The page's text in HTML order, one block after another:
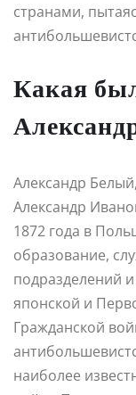
странами,
Какая
Александр
Александр
1872 года в
образование,
подразделений
японской и
Гражданской
наиболее